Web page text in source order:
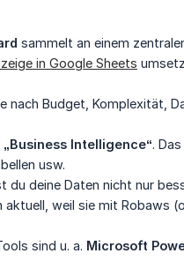
sammelt an einem
in Google Sheets
nach Budget, Komplexität,
Intelligence“.
usw.
du deine Daten nicht nur
weil sie mit Robaws
sind u. a. Microsoft